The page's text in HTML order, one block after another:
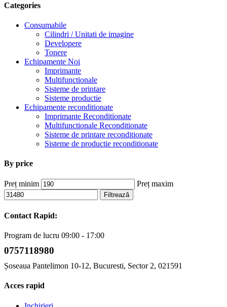
Categories
Consumabile
Cilindri / Unitati de imagine
Developere
Tonere
Echipamente Noi
Imprimante
Multifunctionale
Sisteme de printare
Sisteme productie
Echipamente reconditionate
Imprimante Reconditionate
Multifunctionale Reconditionate
Sisteme de printare reconditionate
Sisteme de productie reconditionate
By price
Preț minim Preț maxim
Filtrează
Contact Rapid:
Program de lucru 09:00 - 17:00
0757118980
Șoseaua Pantelimon 10-12, Bucuresti, Sector 2, 021591
Acces rapid